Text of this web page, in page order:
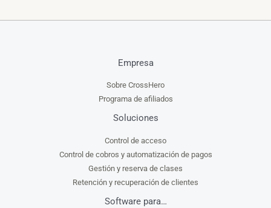
Empresa
Sobre CrossHero
Programa de afiliados
Soluciones
Control de acceso
Control de cobros y automatización de pagos
Gestión y reserva de clases
Retención y recuperación de clientes
Software para…